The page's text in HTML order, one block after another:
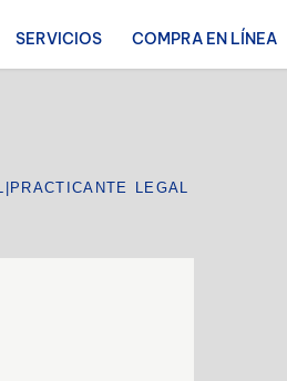
SERVICIOS COMPRA EN LÍNEA
|PRACTICANTE LEGAL